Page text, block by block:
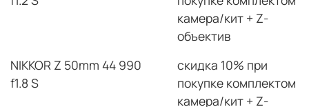
камера/кит + Z-
объектив
NIKKOR Z 50mm
f1.8 S
44 990
скидка 10% при
покупке комплектом
камера/кит + Z-